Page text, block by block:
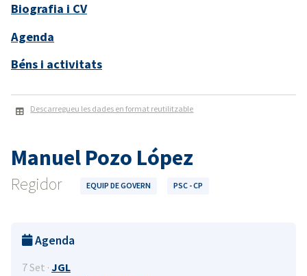
Biografia i CV
Agenda
Béns i activitats
Descarregueu les dades en format reutilitzable
Manuel Pozo López
Regidor EQUIP DE GOVERN PSC - CP
Agenda
7 Set · JGL